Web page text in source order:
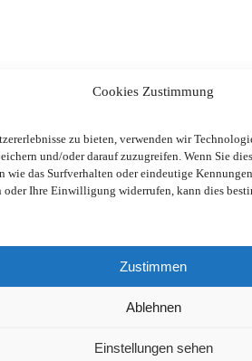
Cookies Zustimmung
zu bieten, verwenden wir
und/oder darauf zuzugreifen. Wenn Sie
wie das Surfverhalten oder eindeutige
oder Ihre Einwilligung widerrufen, kann dies
Zustimmen
Ablehnen
Einstellungen sehen